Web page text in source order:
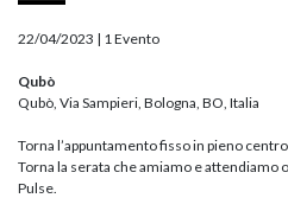
22/04/2023 | 1 Evento
Qubò
Qubò, Via Sampieri, Bologna, BO, Italia
Torna l’appuntamento fisso in pieno
Torna la serata che amiamo e attendiamo
Pulse.